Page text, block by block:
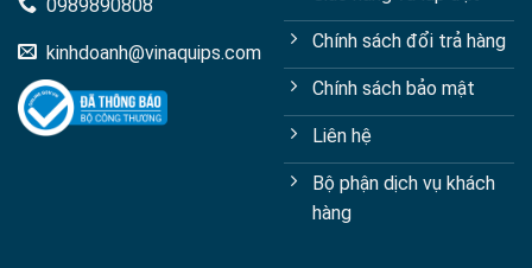
0989890808
kinhdoanh@vinaquips.com
Chính sách đổi trả hàng
Chính sách bảo mật
Liên hệ
Bộ phận dịch vụ khách
hàng